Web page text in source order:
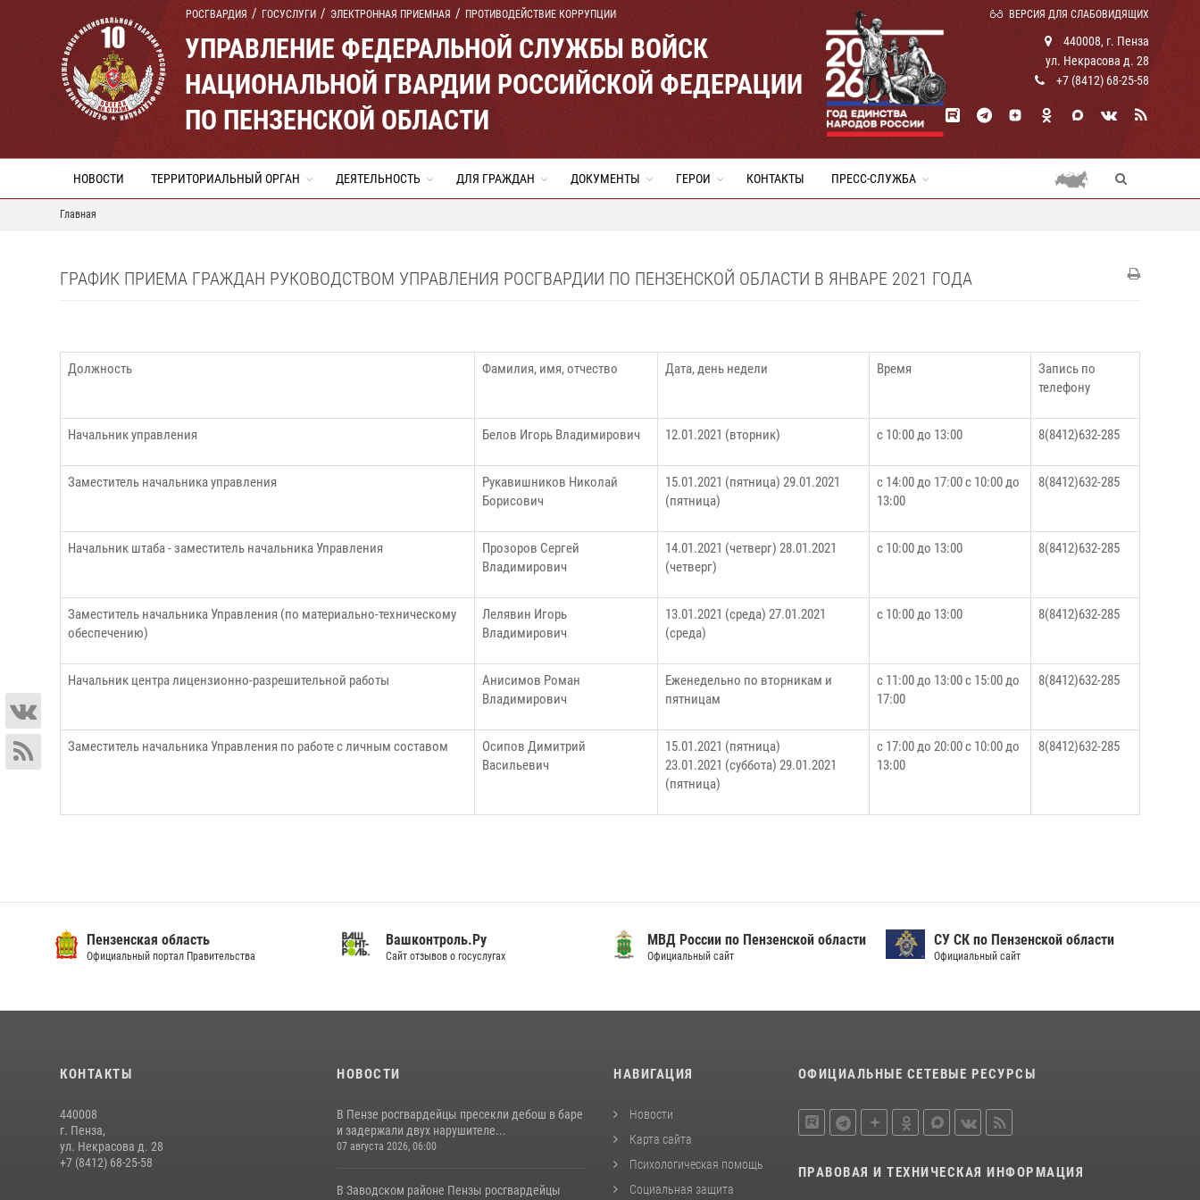
РОСГВАРДИЯ ГОСУСЛУГИ ЭЛЕКТРОННАЯ ПРИЕМНАЯ ПРОТИВОДЕЙСТВИЕ КОРРУПЦИИ ВЕРСИЯ ДЛЯ СЛАБОВИДЯЩИХ
УПРАВЛЕНИЕ ФЕДЕРАЛЬНОЙ СЛУЖБЫ ВОЙСК
НАЦИОНАЛЬНОЙ ГВАРДИИ РОССИЙСКОЙ ФЕДЕРАЦИИ
ПО ПЕНЗЕНСКОЙ ОБЛАСТИ
440008, г. Пенза
ул. Некрасова д. 28
+7 (8412) 68-25-58
НОВОСТИ ТЕРРИТОРИАЛЬНЫЙ ОРГАН ДЕЯТЕЛЬНОСТЬ ДЛЯ ГРАЖДАН ДОКУМЕНТЫ ГЕРОИ КОНТАКТЫ ПРЕСС-СЛУЖБА
Главная
ГРАФИК ПРИЕМА ГРАЖДАН РУКОВОДСТВОМ УПРАВЛЕНИЯ РОСГВАРДИИ ПО ПЕНЗЕНСКОЙ ОБЛАСТИ В ЯНВАРЕ 2021 ГОДА
Должность Фамилия, имя, отчество Дата, день недели Время
Запись по
телефону
Начальник управления Белов Игорь Владимирович 12.01.2021 (вторник) с 10:00 до 13:00 8(8412)632-285
Заместитель начальника управления
Рукавишников Николай
Борисович
15.01.2021 (пятница) 29.01.2021
(пятница)
с 14:00 до 17:00 с 10:00 до
13:00
8(8412)632-285
Начальник штаба - заместитель начальника Управления
Прозоров Сергей
Владимирович
14.01.2021 (четверг) 28.01.2021
(четверг)
с 10:00 до 13:00 8(8412)632-285
Заместитель начальника Управления (по материально-техническому
обеспечению)
Лелявин Игорь
Владимирович
13.01.2021 (среда) 27.01.2021
(среда)
с 10:00 до 13:00 8(8412)632-285
Начальник центра лицензионно-разрешительной работы
Анисимов Роман
Владимирович
Еженедельно по вторникам и
пятницам
с 11:00 до 13:00 с 15:00 до
17:00
8(8412)632-285
Заместитель начальника Управления по работе с личным составом
Осипов Димитрий
Васильевич
15.01.2021 (пятница)
23.01.2021 (суббота) 29.01.2021
(пятница)
с 17:00 до 20:00 с 10:00 до
13:00
8(8412)632-285
Пензенская область
Официальный портал Правительства
Вашконтроль.Ру
Сайт отзывов о госуслугах
МВД России по Пензенской области
Официальный сайт
СУ СК по Пензенской области
Официальный сайт
КОНТАКТЫ
440008
г. Пенза,
ул. Некрасова д. 28
+7 (8412) 68-25-58
НОВОСТИ
В Пензе росгвардейцы пресекли дебош в баре
и задержали двух нарушителе...
07 августа 2026, 06:00
В Заводском районе Пензы росгвардейцы
НАВИГАЦИЯ
Новости
Карта сайта
Психологическая помощь
Социальная защита
ОФИЦИАЛЬНЫЕ СЕТЕВЫЕ РЕСУРСЫ
ПРАВОВАЯ И ТЕХНИЧЕСКАЯ ИНФОРМАЦИЯ